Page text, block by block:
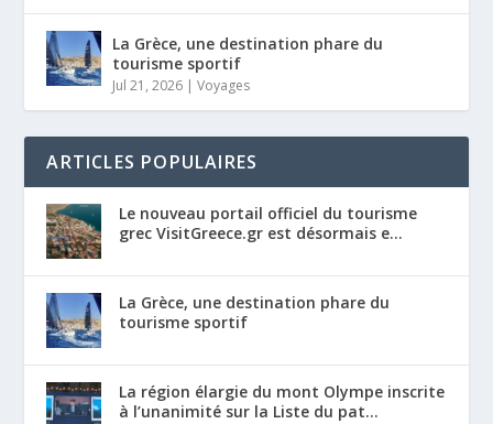
La Grèce, une destination phare du
tourisme sportif
Jul 21, 2026 |Voyages
ARTICLES POPULAIRES
Le nouveau portail officiel du tourisme
grec VisitGreece.gr est désormais e...
La Grèce, une destination phare du
tourisme sportif
La région élargie du mont Olympe inscrite
à l’unanimité sur la Liste du pat...